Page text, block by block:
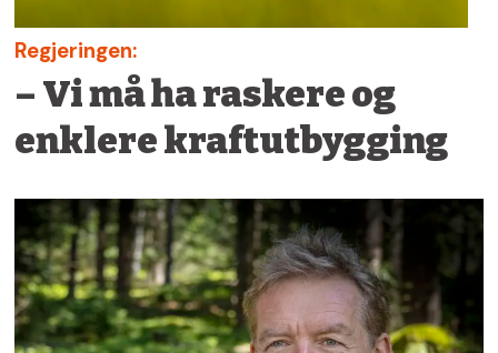
Regjeringen:
– Vi må ha raskere og
enklere kraftutbygging